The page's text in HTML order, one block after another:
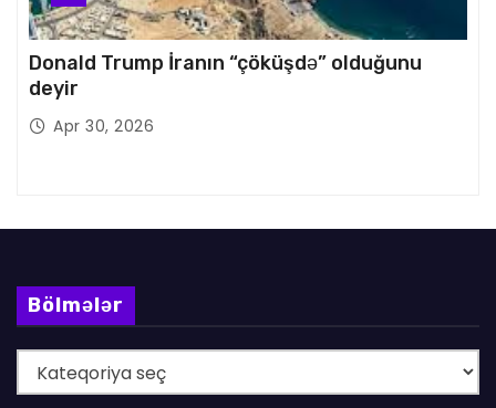
Donald Trump İranın “çöküşdə” olduğunu
deyir
Apr 30, 2026
Bölmələr
ö